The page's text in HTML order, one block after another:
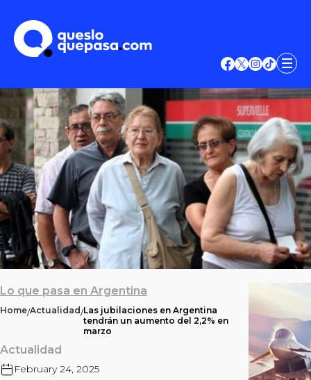
Lo que pasa en Argentina
Home/Actualidad/Las jubilaciones en Argentina
tendrán un aumento del 2,2% en
marzo
Actualidad
February 24, 2025